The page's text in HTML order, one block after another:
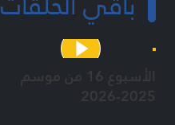
الأسبوع 16 من موسم
2025-2026